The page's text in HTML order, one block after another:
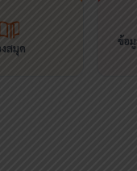
สมุด
ข้อ